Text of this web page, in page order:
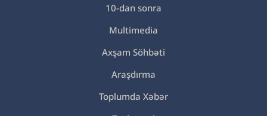
10-dan sonra
Multimedia
Axşam Söhbəti
Araşdırma
Toplumda Xəbər